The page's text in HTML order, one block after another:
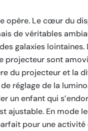
opère. Le cœur du
de véritables
galaxies
projecteur sont
du projecteur et la
réglage de la
un enfant qui
ajustable. En mode
pour une